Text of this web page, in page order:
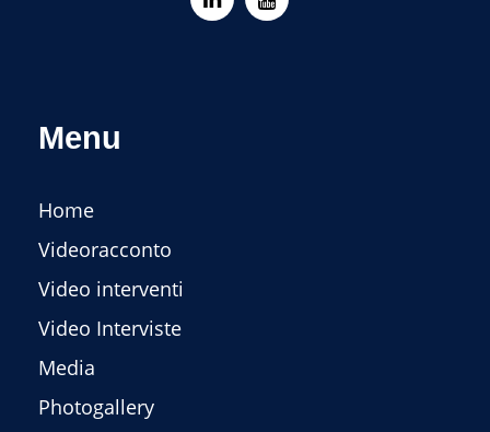
Menu
Home
Videoracconto
Video interventi
Video Interviste
Media
Photogallery